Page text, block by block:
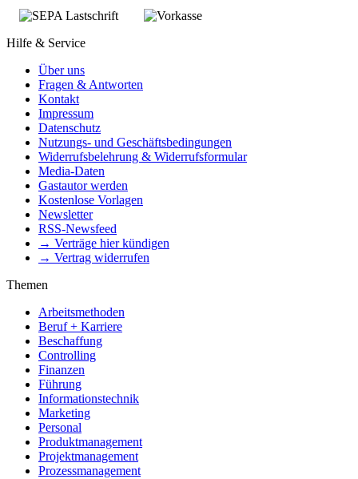
Hilfe & Service
Über uns
Fragen & Antworten
Kontakt
Impressum
Datenschutz
Nutzungs- und Geschäftsbedingungen
Widerrufsbelehrung & Widerrufsformular
Media-Daten
Gastautor werden
Kostenlose Vorlagen
Newsletter
RSS-Newsfeed
→ Verträge hier kündigen
→ Vertrag widerrufen
Themen
Arbeitsmethoden
Beruf + Karriere
Beschaffung
Controlling
Finanzen
Führung
Informationstechnik
Marketing
Personal
Produktmanagement
Projektmanagement
Prozessmanagement